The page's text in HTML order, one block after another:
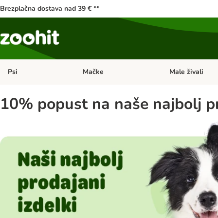
Brezplačna dostava nad 39 € **
Psi Odprite meni kategorij: Psi
Mačke Odprite meni
Male živali
10% popust na naše najbolj